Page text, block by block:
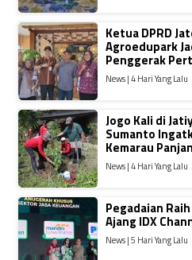
Ketua DPRD
Agroedupark
Penggerak
News | 4 Hari Yang Lalu
Jogo Kali di
Sumanto
Kemarau
News | 4 Hari Yang Lalu
Pegadaian
Ajang IDX
News | 5 Hari Yang Lalu